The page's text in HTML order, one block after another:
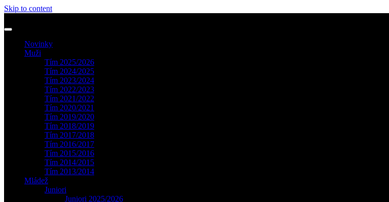
Skip to content
Novinky
Muži
Tím 2025/2026
Tím 2024/2025
Tím 2023/2024
Tím 2022/2023
Tím 2021/2022
Tím 2020/2021
Tím 2019/2020
Tím 2018/2019
Tím 2017/2018
Tím 2016/2017
Tím 2015/2016
Tím 2014/2015
Tím 2013/2014
Mládež
Juniori
Juniori 2025/2026